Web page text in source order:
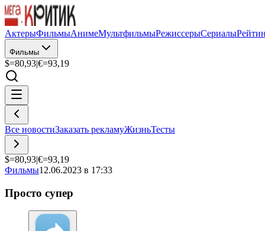
АктерыФильмыАнимеМультфильмыРежиссерыСериалы
Фильмы
$=80,93|€=93,19
Все новостиЗаказать рекламуЖизньТесты
$=80,93|€=93,19
Фильмы12.06.2023 в 17:33
Просто супер